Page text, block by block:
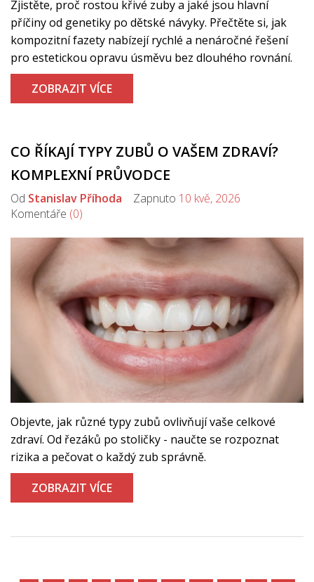
Zjistěte, proč rostou křivé zuby a jaké jsou hlavní
příčiny od genetiky po dětské návyky. Přečtěte si, jak
kompozitní fazety nabízejí rychlé a nenáročné řešení
pro estetickou opravu úsměvu bez dlouhého rovnání.
ZOBRAZIT VÍCE
CO ŘÍKAJÍ TYPY ZUBŮ O VAŠEM ZDRAVÍ?
KOMPLEXNÍ PRŮVODCE
Od Stanislav Příhoda Zapnuto 10 kvě, 2026
Komentáře (0)
Objevte, jak různé typy zubů ovlivňují vaše celkové
zdraví. Od řezáků po stoličky - naučte se rozpoznat
rizika a pečovat o každý zub správně.
ZOBRAZIT VÍCE